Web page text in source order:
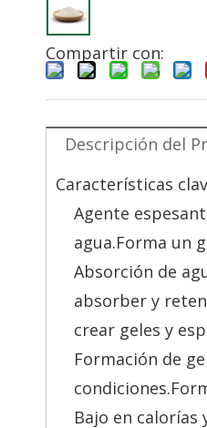
Compartir con:
Descripción del
Características
Agente
agua.Forma un
Absorción de
absorber y
crear geles y
Formación de
Bajo en